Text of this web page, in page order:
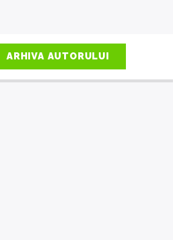
ARHIVA AUTORULUI